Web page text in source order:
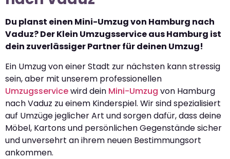
Du planst einen Mini-Umzug von Hamburg nach
Vaduz? Der Klein Umzugsservice aus Hamburg ist
dein zuverlässiger Partner für deinen Umzug!
Ein Umzug von einer Stadt zur nächsten kann stressig
sein, aber mit unserem professionellen
Umzugsservicewird dein Mini-Umzug von Hamburg
nach Vaduz zu einem Kinderspiel. Wir sind spezialisiert
auf Umzüge jeglicher Art und sorgen dafür, dass deine
Möbel, Kartons und persönlichen Gegenstände sicher
und unversehrt an ihrem neuen Bestimmungsort
ankommen.